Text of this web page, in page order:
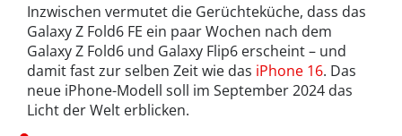
Inzwischen vermutet die Gerüchteküche, dass das
Galaxy Z Fold6 FE ein paar Wochen nach dem
Galaxy Z Fold6 und Galaxy Flip6 erscheint – und
damit fast zur selben Zeit wie das iPhone 16. Das
neue iPhone-Modell soll im September 2024 das
Licht der Welt erblicken.